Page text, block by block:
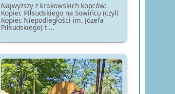
Najwyższy z krakowskich kopców:
Kopiec Piłsudskiego na Sowińcu (czyli
Kopiec Niepodległości im. Józefa
Piłsudskiego) t ...